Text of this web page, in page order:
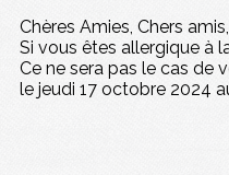
Chères Amies, Chers amis,
Si vous êtes allergique à
Ce ne sera pas le cas de
le jeudi 17 octobre 2024